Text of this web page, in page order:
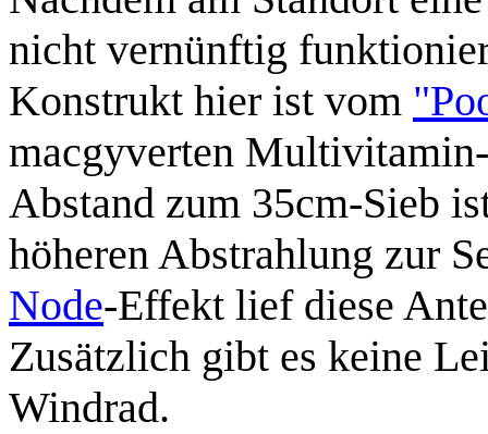
nicht vernünftig
Konstrukt hier ist vom
macgyverten
Abstand zum 35cm-Sieb
höheren Abstrahlung zur
Node-Effekt lief diese
Zusätzlich gibt es keine
Windrad.